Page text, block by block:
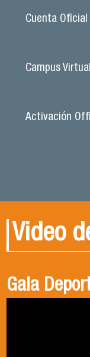
Cuenta
Campus Virtual
Activación
Video
Gala
Usach en